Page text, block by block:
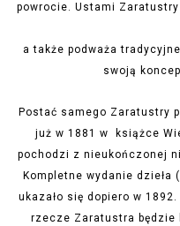
powrocie. Ustami
a także podważa
swoją
Postać samego Zaratustry
już w 1881 w książce
pochodzi z nieukończonej
Kompletne wydanie
ukazało się dopiero w
rzecze Zaratustra będzie